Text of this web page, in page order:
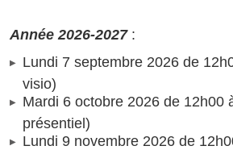
Année 2026-2027 :
Lundi 7 septembre 2026 de
visio)
Mardi 6 octobre 2026 de 12h00
présentiel)
Lundi 9 novembre 2026 de